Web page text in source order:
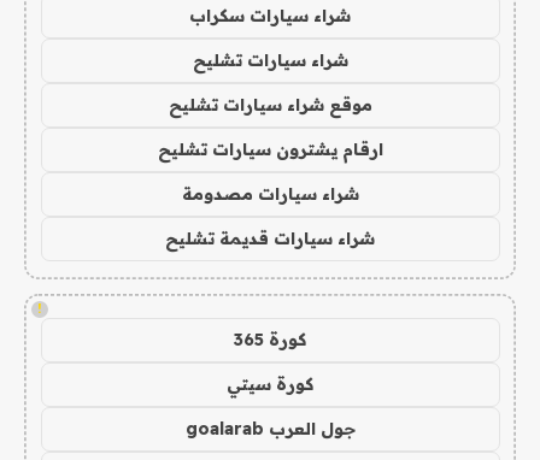
شراء سيارات سكراب
شراء سيارات تشليح
موقع شراء سيارات تشليح
ارقام يشترون سيارات تشليح
شراء سيارات مصدومة
شراء سيارات قديمة تشليح
!
كورة 365
كورة سيتي
جول العرب goalarab